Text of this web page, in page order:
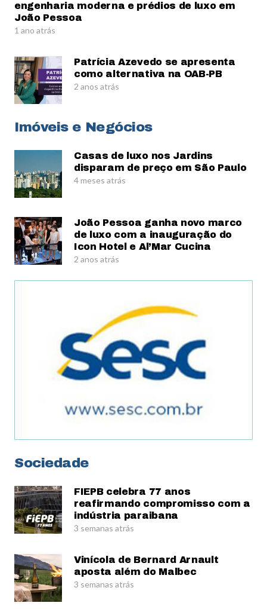
engenharia moderna e prédios de luxo em
João Pessoa
1 ano atrás
Patrícia Azevedo se apresenta
como alternativa na OAB-PB
2 anos atrás
Imóveis e Negócios
Casas de luxo nos Jardins
disparam de preço em São Paulo
4 meses atrás
João Pessoa ganha novo marco
de luxo com a inauguração do
Icon Hotel e Al’Mar Cucina
2 anos atrás
Sociedade
FIEPB celebra 77 anos
reafirmando compromisso com a
indústria paraibana
3 semanas atrás
Vinícola de Bernard Arnault
aposta além do Malbec
3 semanas atrás